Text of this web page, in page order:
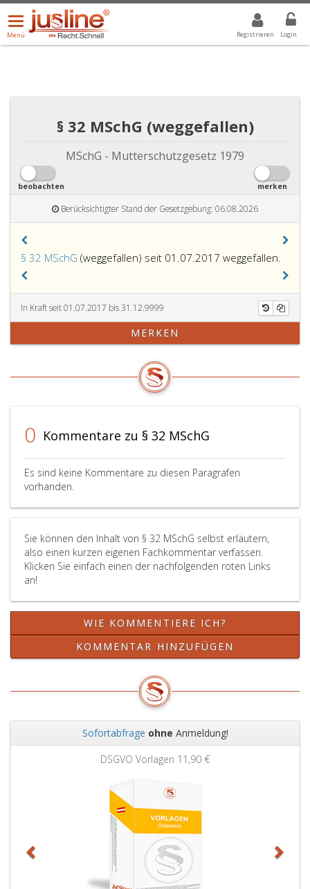
Registrieren Login
Menü
öffnen/schließen
Menü
ALLE DROPDOWN: GEWÄHLTER WERT IST ALLE
§ 32 MSchG (weggefallen)
MSchG - Mutterschutzgesetz 1979
beobachten merken
Berücksichtigter Stand der Gesetzgebung: 06.08.2026
§ 32 MSchG (weggefallen) seit 01.07.2017 weggefallen.
In Kraft seit 01.07.2017 bis 31.12.9999
MERKEN
0 Kommentare zu § 32 MSchG
Es sind keine Kommentare zu diesen Paragrafen
vorhanden.
Sie können den Inhalt von § 32 MSchG selbst erläutern,
also einen kurzen eigenen Fachkommentar verfassen.
Klicken Sie einfach einen der nachfolgenden roten Links
an!
WIE KOMMENTIERE ICH?
KOMMENTAR HINZUFÜGEN
Sofortabfrage ohne Anmeldung!
DSGVO Vorlagen 11,90 €